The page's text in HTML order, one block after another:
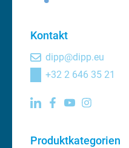
Kontakt
dipp@dipp.eu
+32 2 646 35 21
Produktkategorien